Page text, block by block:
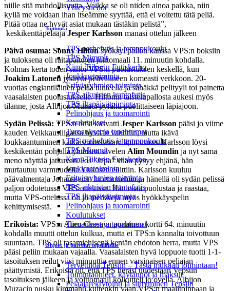
Yhteystiedot
Toiminta
TPS perhefutis ja temppukoulu
TPS Mimmit
Kimi-Tiikerin Futiskerho
Joukkuetoiminta
Erityisryhmien toiminta
TPS aikuisten kuntofutis
TPS iltapäivätoiminta
Pelinohjaus ja tuomarointi
Koulutukset
Turnaukset ja tapahtumat
TPS perhefutis ja temppukoulu
TPS Mimmit
Kimi-Tiikerin Futiskerho
Joukkuetoiminta
Erityisryhmien toiminta
TPS aikuisten kuntofutis
TPS iltapäivätoiminta
Pelinohjaus ja tuomarointi
Koulutukset
Turnaukset ja tapahtumat
Ohjeet ja palvelut tepsiläisille
Tervetuloa Tepsiin – Tästä mukaan toimintaan!
Toimintaohjeet, käytännöt ja maksut
Pelaajarekrytointi ja siirtyminen Tepsiin
niille sitä mahdollisuutta. Vaikka se oli niiden ainoa paikka, niin
kyllä me voidaan ihan itseämme syyttää, että ei voitettu tätä peliä.
Pitää ottaa ne hyvät asiat mukaan tästäkin pelistä”,
keskikenttäpelaajaJesper Karlsson manasi ottelun jälkeen
Päivä osuma: Sonny Hiltonsyöksyi pallon kanssa VPS:n boksiin
ja tuloksena oli raitapaitojen johtomaali 11. minuutin kohdalla.
Kolmas kerta toden sanoi VPS:n puolustuksen keskellä, kun
Joakim Latonen jysäytti pelivälineen komeasti verkkoon. 20-
vuotias englantilainen pelaa tunteella ja sähäkkä pelityyli toi painetta
vaasalaisten puolustukselle. Hiltonin taistelupallosta aukesi myös
tilanne, josta Albijon Muzaci pyrähti puolittaiseen läpiajoon.
Sydän Pelissä: TPS:n oma kasvatti Jesper Karlsson pääsi jo viime
kauden Veikkausliigassa hyvään vauhtiin, mutta ikävä
loukkaantuminen katkaisi orastavan läpimurron. Karlsson löysi
keskikentän pohjalla yhteisen sävelen Alim Moundin ja nyt sama
meno näyttää jatkuvan. Jos ”Jepa” vaan pysyy ehjänä, hän
murtautuu varmuudella Ykkösen eliittiin. Karlsson kuuluu
päävalmentaja Johanssonin luottomiehiin ja hänellä oli sydän pelissä
paljon odotetussa VPS-ottelussa. Hän osaa puolustaa ja raastaa,
mutta VPS-ottelussa oli jo merkkejä myös hyökkäyspelin
kehittymisestä.
Erikoista: VPS:n Alieu Ceesayn punainen kortti 64. minuutin
kohdalla muutti ottelun kulkua, mutta ei TPS:n kannalta toivottuun
suuntaan. TPS oli tasamiehisenä kentän ehdoton herra, mutta VPS
pääsi peliin mukaan vajaalla. Vaasalaisten hyvä loppuote tuotti 1-1-
tasoituksen reilut viisi minuuttia ennen varsinaisen peliajan
päättymistä. Erikoista oli, että TPS heräsi uudestaan Vepsun
tasoituksen jälkeen ja voittomaali kolkutteli jo ovella. Albijon
Muzacin pusku kimmahti kuitenkin vaan VPS:n maalitolppaan ja